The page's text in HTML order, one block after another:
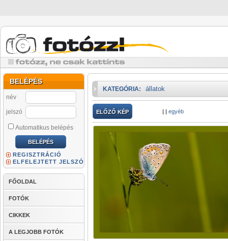
BELÉPÉS
név
jelszó
Automatikus belépés
REGISZTRÁCIÓ
ELFELEJTETT JELSZÓ
FŐOLDAL
FOTÓK
CIKKEK
A LEGJOBB FOTÓK
KATEGÓRIA: állatok
ELŐZŐ KÉP | | egyéb